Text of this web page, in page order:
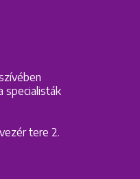
specialisták
tere 2.